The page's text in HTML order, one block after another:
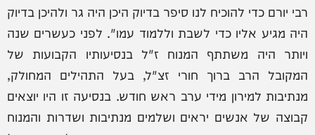
רבי יורם כדי להוכיח לנו סיפר בדיוק היכן היה גר ולהיכן בדיוק
היה מגיע אליו כדי לשבת וללמוד עמו". לפני כעשרים שנה
ויותר היה משתתף המנוח ז"ל בנסיעותיו הקבועות של
המקובל הרב ברוך חורי זצ"ל, בעל התהילים המחולק,
מנתיבות למירון מידי ערב ראש חודש. בנסיעה זו היו יוצאים
קבוצה של אנשים יראים ושלמים מנתיבות ושדרות והמנוח